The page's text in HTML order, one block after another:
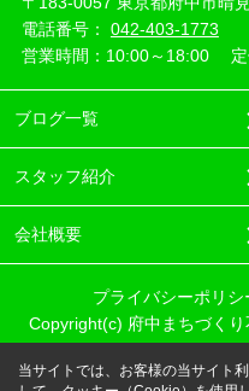
電話番号： 042-403-1773
営業時間：10:00～18:00
ブログ一覧
スタッフ紹介
会社概要
プライバシーポリシ
Copyright(c) 府中まちづく
当サイトでは、お客様の当サイト